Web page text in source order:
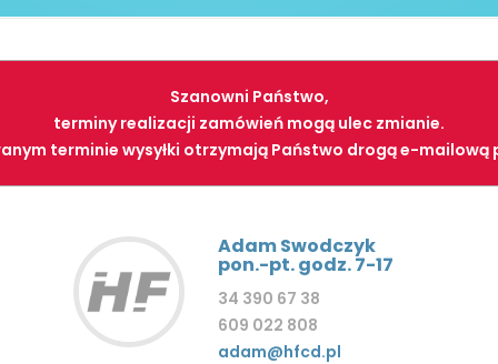
Szanowni Państwo,
terminy realizacji zamówień mogą ulec zmianie.
terminie wysyłki otrzymają Państwo drogą e-mailową
Adam Swodczyk
pon.-pt. godz. 7-17
34 390 67 38
609 022 808
adam@hfcd.pl